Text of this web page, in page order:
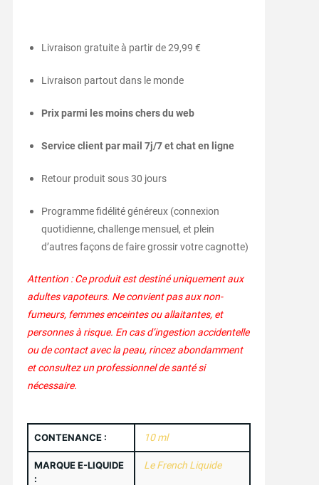
Livraison gratuite à partir de 29,99 €
Livraison partout dans le monde
Prix parmi les moins chers du web
Service client par mail 7j/7 et chat en ligne
Retour produit sous 30 jours
Programme fidélité généreux (connexion
quotidienne, challenge mensuel, et plein
d’autres façons de faire grossir votre cagnotte)
Attention : Ce produit est destiné uniquement aux
adultes vapoteurs. Ne convient pas aux non-
fumeurs, femmes enceintes ou allaitantes, et
personnes à risque. En cas d’ingestion accidentelle
ou de contact avec la peau, rincez abondamment
et consultez un professionnel de santé si
nécessaire.
CONTENANCE : 10 ml
MARQUE E-LIQUIDE
:
Le French Liquide